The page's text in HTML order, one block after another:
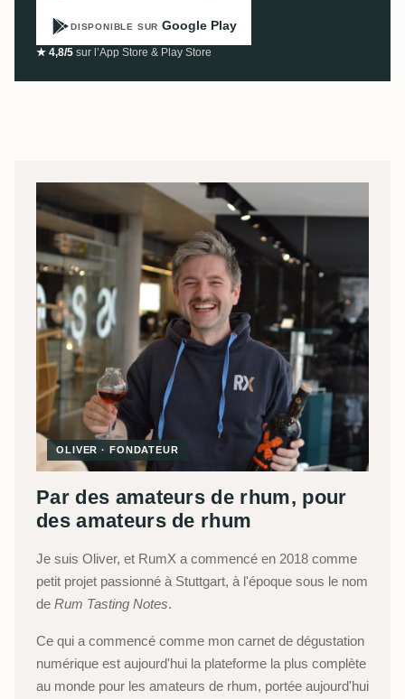
DISPONIBLE SUR Google Play
★ 4,8/5 sur l’App Store & Play Store
OLIVER · FONDATEUR
Par des amateurs de rhum, pour
des amateurs de rhum
Je suis Oliver, et RumX a commencé en 2018 comme
petit projet passionné à Stuttgart, à l'époque sous le nom
de Rum Tasting Notes.
Ce qui a commencé comme mon carnet de dégustation
numérique est aujourd'hui la plateforme la plus complète
au monde pour les amateurs de rhum, portée aujourd'hui